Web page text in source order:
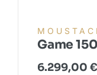
Game
6.299,00 €